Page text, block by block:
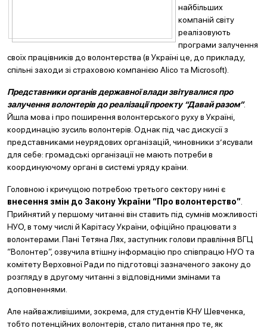
найбільших
компаній світу
реалізовують
програми залучення
своїх працівників до волонтерства (в Україні це, до прикладу,
спільні заходи зі страховою компанією Alico та Microsoft).
Представники органів державної влади звітувалися про
залучення волонтерів до реалізації проекту “Давай разом”.
Йшла мова і про поширення волонтерського руху в Україні,
координацію зусиль волонтерів. Однак під час дискусії з
представниками неурядових організацій, чиновники з’ясували
для себе: громадські організації не мають потреби в
координуючому органі в системі уряду країни.
Головною і кричущою потребою третього сектору нині є
внесення змін до Закону України “Про волонтерство”
Прийнятий у першому читанні він ставить під сумнів можливості
НУО, в тому числі й Карітасу України, офіційно працювати з
волонтерами. Пані Тетяна Лях, заступник голови правління ВГЦ
“Волонтер”, озвучила втішну інформацію про співпрацю НУО та
комітету Верховної Ради по підготовці зазначеного закону до
розгляду в другому читанні з відповідними змінами та
доповненнями.
Але найважливішими, зокрема, для студентів КНУ Шевченка,
тобто потенційних волонтерів, стало питання про те, як